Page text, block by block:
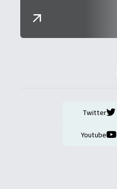
Twitter
Youtube